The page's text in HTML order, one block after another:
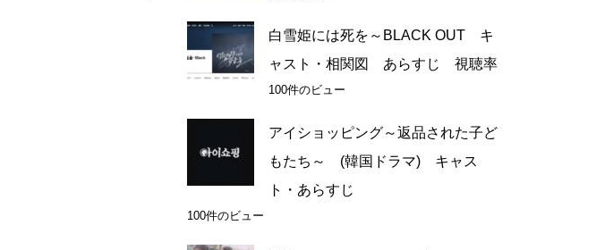
白雪姫には死を～BLACK OUT キ
ャスト・相関図 あらすじ 視聴率
100件のビュー
アイショッピング～返品された子ど
もたち～ (韓国ドラマ) キャス
ト・あらすじ
100件のビュー